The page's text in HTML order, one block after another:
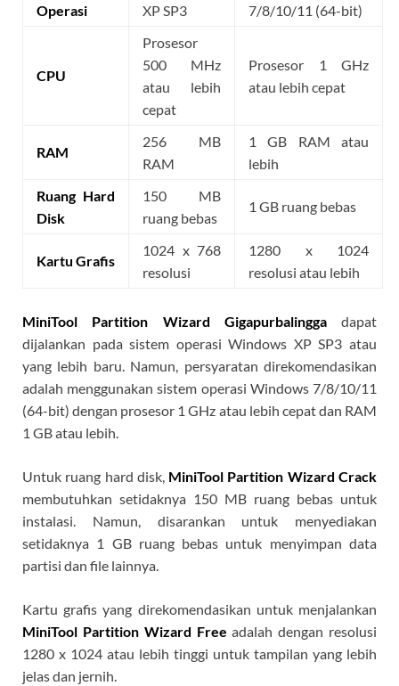
Operasi
XP SP3
7/8/10/11 (64-bit)
CPU
Prosesor
500 MHz
atau lebih
cepat
Prosesor 1 GHz
atau lebih cepat
RAM
256 MB
RAM
1 GB RAM atau
lebih
Ruang Hard
Disk
150 MB
ruang bebas
1 GB ruang bebas
Kartu Grafis
1024 x 768
resolusi
1280 x 1024
resolusi atau lebih
MiniTool Partition Wizard Gigapurbalinggadapat
dijalankan pada sistem operasi Windows XP SP3 atau
yang lebih baru. Namun, persyaratan direkomendasikan
adalah menggunakan sistem operasi Windows 7/8/10/11
(64-bit) dengan prosesor 1 GHz atau lebih cepat dan RAM
1 GB atau lebih.
Untuk ruang hard disk, MiniTool Partition Wizard Crack
membutuhkan setidaknya 150 MB ruang bebas untuk
instalasi. Namun, disarankan untuk menyediakan
setidaknya 1 GB ruang bebas untuk menyimpan data
partisi dan file lainnya.
Kartu grafis yang direkomendasikan untuk menjalankan
MiniTool Partition Wizard Free adalah dengan resolusi
1280 x 1024 atau lebih tinggi untuk tampilan yang lebih
jelas dan jernih.